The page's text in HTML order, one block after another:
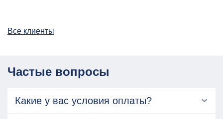
Все клиенты
Частые вопросы
Какие у вас условия оплаты?